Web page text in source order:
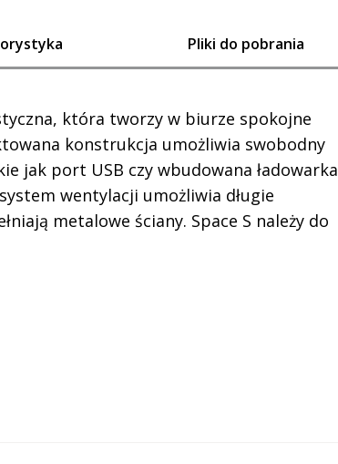
Pliki do pobrania
która tworzy w biurze spokojne
konstrukcja umożliwia swobodny
jak port USB czy wbudowana ładowarka
wentylacji umożliwia długie
metalowe ściany. Space S należy do